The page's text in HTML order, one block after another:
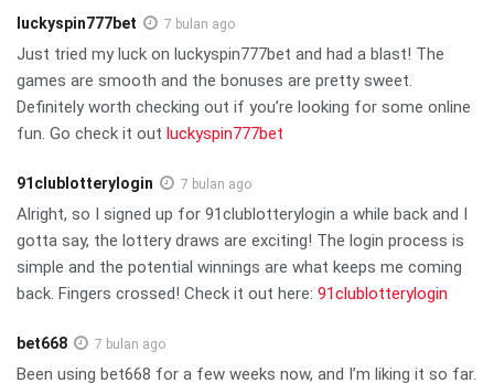
luckyspin777bet 7 bulan ago
Just tried my luck on luckyspin777bet and had a blast! The
games are smooth and the bonuses are pretty sweet.
Definitely worth checking out if you’re looking for some online
fun. Go check it out luckyspin777bet
91clublotterylogin 7 bulan ago
Alright, so I signed up for 91clublotterylogin a while back and I
gotta say, the lottery draws are exciting! The login process is
simple and the potential winnings are what keeps me coming
back. Fingers crossed! Check it out here: 91clublotterylogin
bet668 7 bulan ago
Been using bet668 for a few weeks now, and I’m liking it so far.